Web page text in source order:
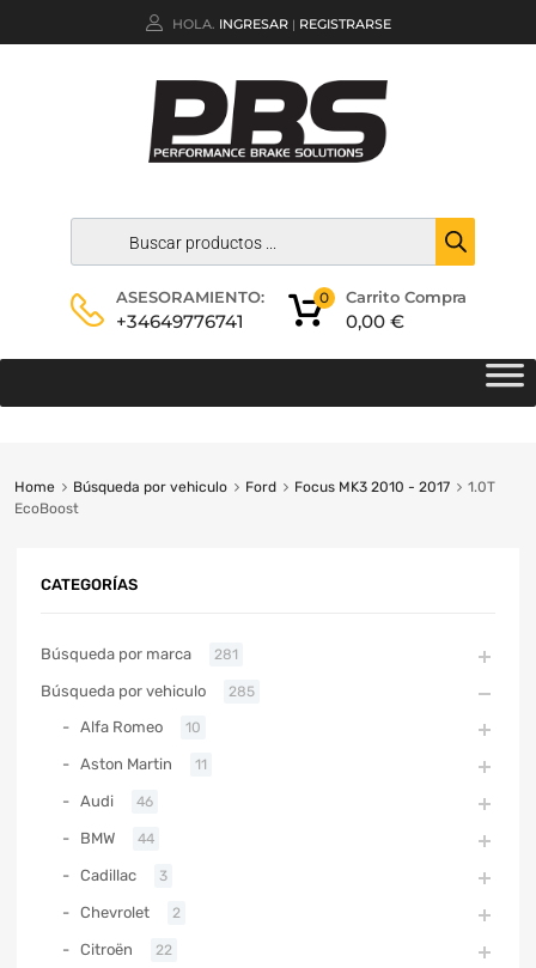
HOLA. INGRESAR | REGISTRARSE
ASESORAMIENTO:
+34649776741
Carrito Compra
0,00 €
0
Home Búsqueda por vehiculo Ford Focus MK3 2010 - 2017
1.0T
EcoBoost
CATEGORÍAS
Búsqueda por marca 281
Búsqueda por vehiculo 285
Alfa Romeo 10
Aston Martin 11
Audi 46
BMW 44
Cadillac 3
Chevrolet 2
Citroën 22